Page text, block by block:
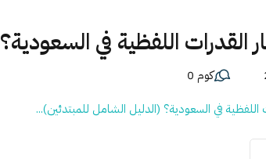
القدرات اللفظية في السعودية؟ 2026
كوم 0
اللفظية في السعودية؟ (الدليل الشامل للمبتدئين)...